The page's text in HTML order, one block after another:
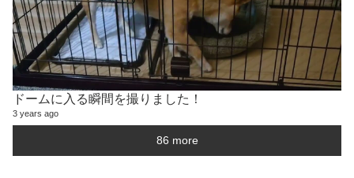
ドームに入る瞬間を撮りました！
3 years ago
86 more